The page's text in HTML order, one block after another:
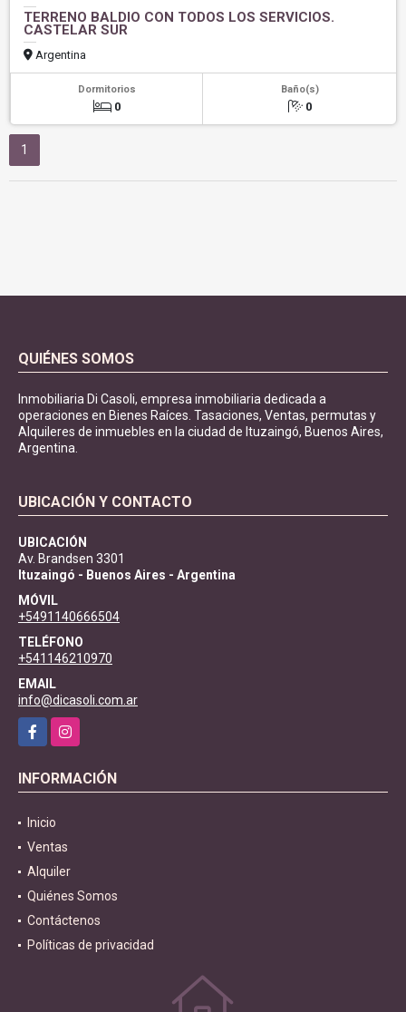
TERRENO BALDIO CON TODOS LOS SERVICIOS.
CASTELAR SUR
Argentina
Dormitorios
0
Baño(s)
0
1
QUIÉNES SOMOS
Inmobiliaria Di Casoli, empresa inmobiliaria dedicada a
operaciones en Bienes Raíces. Tasaciones, Ventas, permutas y
Alquileres de inmuebles en la ciudad de Ituzaingó, Buenos Aires,
Argentina.
UBICACIÓN Y CONTACTO
UBICACIÓN
Av. Brandsen 3301
Ituzaingó - Buenos Aires - Argentina
MÓVIL
+5491140666504
TELÉFONO
+541146210970
EMAIL
info@dicasoli.com.ar
FacebookInstagram
INFORMACIÓN
Inicio
Ventas
Alquiler
Quiénes Somos
Contáctenos
Políticas de privacidad